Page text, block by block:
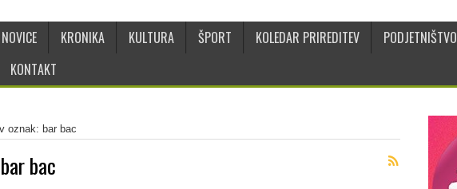
NOVICE KRONIKA KULTURA ŠPORT KOLEDAR PRIREDITEV
KONTAKT
oznak: bar bac
bar bac